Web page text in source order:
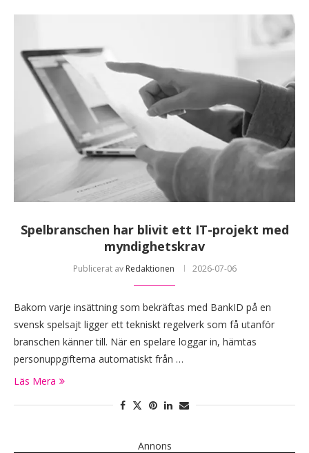
Spelbranschen har blivit ett IT-projekt med
myndighetskrav
Publicerat av Redaktionen 2026-07-06
Bakom varje insättning som bekräftas med BankID på en
svensk spelsajt ligger ett tekniskt regelverk som få utanför
branschen känner till. När en spelare loggar in, hämtas
personuppgifterna automatiskt från …
Läs Mera
Annons